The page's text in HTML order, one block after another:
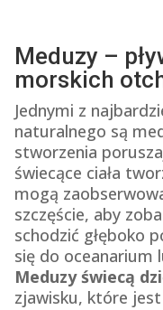
Meduzy –
morskich
Jednymi z
naturalnego są
stworzenia
świecące ciała
mogą
szczęście, aby
schodzić głęboko
się do oceanarium
Meduzy świecą
zjawisku, które